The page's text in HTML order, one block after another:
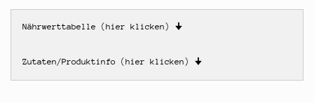
Nährwerttabelle (hier klicken) 🠋
Zutaten/Produktinfo (hier klicken) 🠋